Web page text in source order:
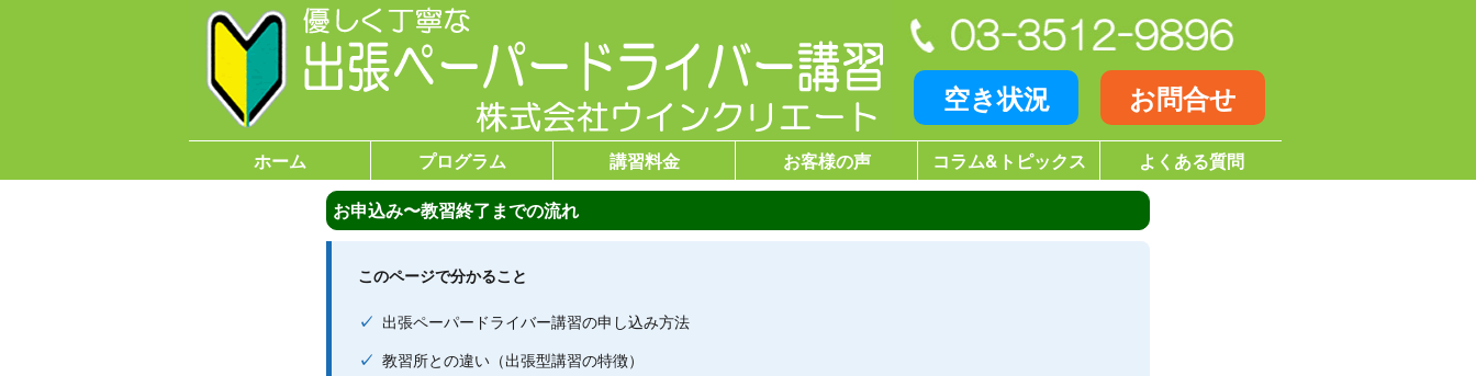
空き状況 お問合せ
ホーム プログラム 講習料金 お客様の声 コラム&トピックス
よくある質問
お申込み〜教習終了までの流れ
このページで分かること
出張ペーパードライバー講習の申し込み方法
教習所との違い（出張型講習の特徴）